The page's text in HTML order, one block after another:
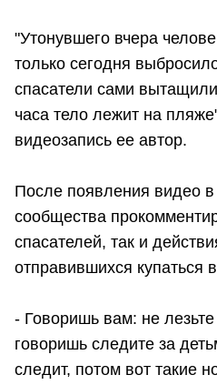
"Утонувшего вчера
только сегодня
спасатели сами
часа тело лежит на
видеозапись ее автор.
После появления видео в
сообщества
спасателей, так и
отправившихся купаться
- Говоришь вам: не
говоришь следите за
следит, потом вот такие